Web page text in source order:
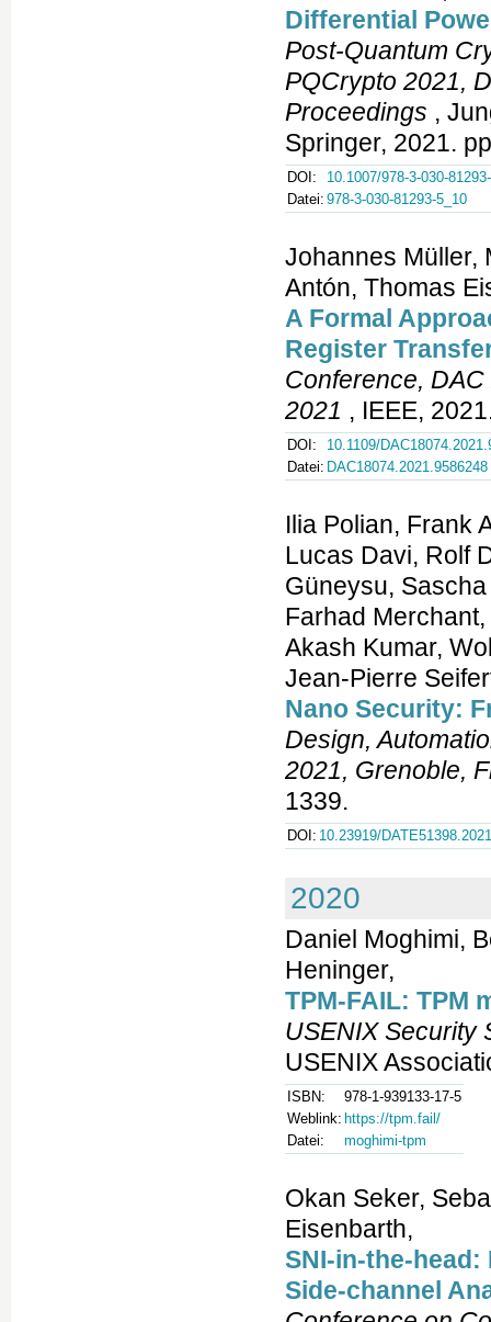
Differential
Post-Quantum
PQCrypto 2021,
Proceedings ,
Springer, 2021.
DOI:
10.1007/978-3-030-
Datei: 978-3-030-81293-5_10
Johannes Müller,
Antón, Thomas
A Formal
Register
Conference,
2021 , IEEE,
DOI:
10.1109/
Datei: DAC18074.2021.9586248
Ilia Polian, Frank
Lucas Davi, Rolf
Güneysu,
Farhad
Akash Kumar,
Jean-Pierre
Nano Security:
Design,
2021, Grenoble,
1339.
DOI: 10.23919/
2020
Daniel Moghimi,
Heninger,
TPM-FAIL: TPM
USENIX Security
USENIX
ISBN:
978-1-939133-17-5
Weblink: https://tpm.fail/
Datei:
moghimi-tpm
Okan Seker,
Eisenbarth,
SNI-in-the-
Side-channel